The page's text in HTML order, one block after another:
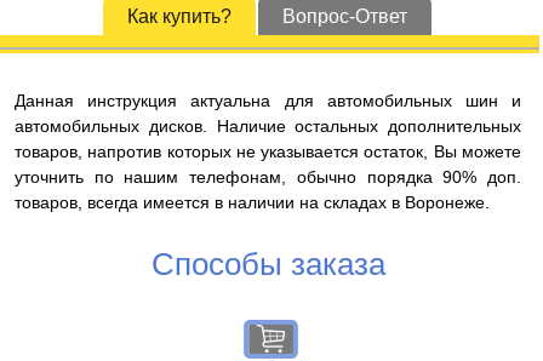
Как купить? Вопрос-Ответ
Данная инструкция актуальна для автомобильных шин и
автомобильных дисков. Наличие остальных дополнительных
товаров, напротив которых не указывается остаток, Вы можете
уточнить по нашим телефонам, обычно порядка 90% доп.
товаров, всегда имеется в наличии на складах в Воронеже.
Способы заказа